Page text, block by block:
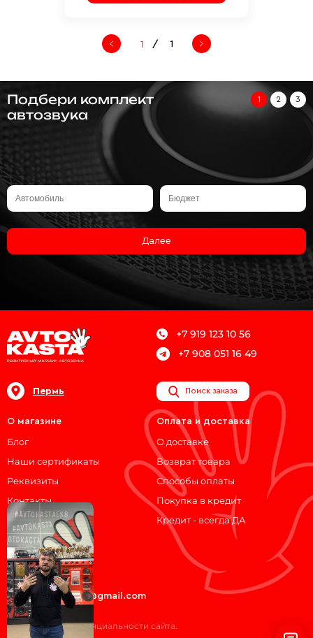
/ 1
Подбери комплект
автозвука
1 2 3
Далее
+7 919 123 10 56
+7 908 051 16 49
Пермь Поиск заказа
О магазине
Блог
Наши сертификаты
Реквизиты
Контакты
Оплата и доставка
О доставке
Возврат товара
Способы оплаты
Покупка в кредит
Кредит - всегда ДА
Мы на связи!
ВКонтакте
Telegram
avtokasta74@gmail.com
Политика конфиденциальности сайта.